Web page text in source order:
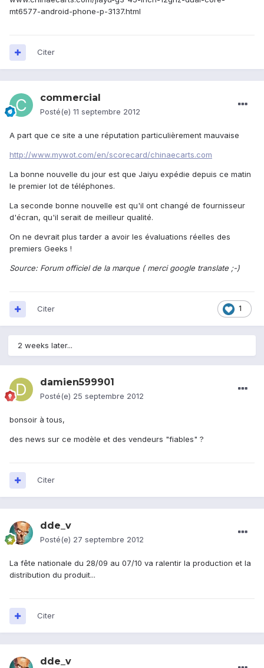
mt6577-android-phone-p-3137.html
Citer
commercial
Posté(e) 11 septembre 2012
A part que ce site a une réputation particulièrement mauvaise
http://www.mywot.com/en/scorecard/chinaecarts.com
La bonne nouvelle du jour est que Jaiyu expédie depuis ce matin
le premier lot de téléphones.
La seconde bonne nouvelle est qu'il ont changé de fournisseur
d'écran, qu'il serait de meilleur qualité.
On ne devrait plus tarder a avoir les évaluations réelles des
premiers Geeks !
Source: Forum officiel de la marque ( merci google translate ;-)
1
Citer
2 weeks later...
damien599901
Posté(e) 25 septembre 2012
bonsoir à tous,
des news sur ce modèle et des vendeurs "fiables" ?
Citer
dde_v
Posté(e) 27 septembre 2012
La fête nationale du 28/09 au 07/10 va ralentir la production et la
distribution du produit...
Citer
dde_v